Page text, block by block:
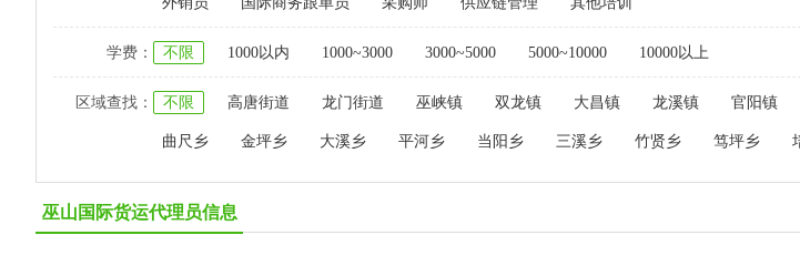
学费： 不限 1000以内 1000~3000 3000~5000 5000~10000 10000以上
区域查找： 不限 高唐街道 龙门街道 巫峡镇 双龙镇 大昌镇 龙溪镇 官阳镇
曲尺乡 金坪乡 大溪乡 平河乡 当阳乡 三溪乡 竹贤乡 笃坪乡
巫山国际货运代理员信息